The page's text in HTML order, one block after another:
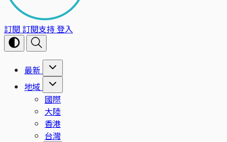
訂閱 訂閱支持登入
最新
地域
國際
大陸
香港
台灣